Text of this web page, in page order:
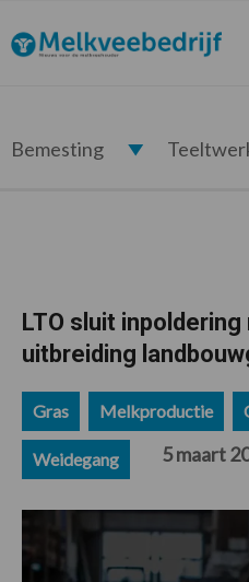
de
hoofdnavigatie
de
hoofd
de
eerste
de
voettekst
Melkveebedrijf.nl
Bemesting
LTO sluit
uitbreiding
Gras Melkproductie
Weidegang 5 maart